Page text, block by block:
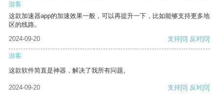
游客
这款加速器app的加速效果一般，可以再提升一下，比如能够支持更多地
区的线路。
2024-09-20
支持[0] 反对[0]
游客
这款软件简直是神器，解决了我所有问题。
2024-09-20 支持[0] 反对[0]